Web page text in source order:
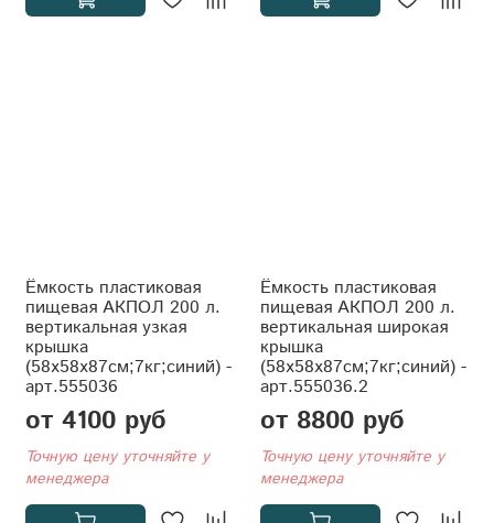
Ёмкость пластиковая
пищевая АКПОЛ 200 л.
вертикальная узкая
крышка
(58x58x87см;7кг;синий) -
арт.555036
от 4100 руб
Точную цену уточняйте у
менеджера
Ёмкость пластиковая
пищевая АКПОЛ 200 л.
вертикальная широкая
крышка
(58x58x87см;7кг;синий) -
арт.555036.2
от 8800 руб
Точную цену уточняйте у
менеджера